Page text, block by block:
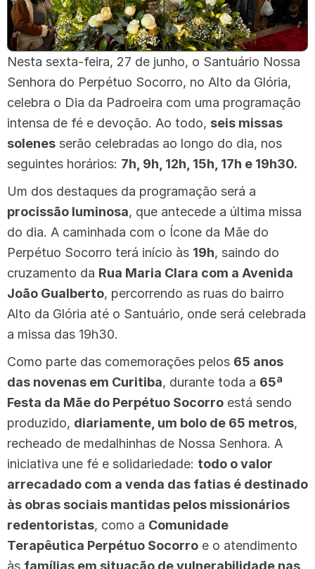
Nesta sexta-feira, 27 de junho, o Santuário Nossa
Senhora do Perpétuo Socorro, no Alto da Glória,
celebra o Dia da Padroeira com uma programação
intensa de fé e devoção. Ao todo, seis missas
solenes serão celebradas ao longo do dia, nos
seguintes horários: 7h, 9h, 12h, 15h, 17h e 19h30.
Um dos destaques da programação será a
procissão luminosa, que antecede a última missa
do dia. A caminhada com o Ícone da Mãe do
Perpétuo Socorro terá início às 19h, saindo do
cruzamento da Rua Maria Clara com a Avenida
João Gualberto, percorrendo as ruas do bairro
Alto da Glória até o Santuário, onde será celebrada
a missa das 19h30.
Como parte das comemorações pelos 65 anos
das novenas em Curitiba, durante toda a 65ª
Festa da Mãe do Perpétuo Socorro está sendo
produzido, diariamente, um bolo de 65 metros,
recheado de medalhinhas de Nossa Senhora. A
iniciativa une fé e solidariedade: todo o valor
arrecadado com a venda das fatias é destinado
às obras sociais mantidas pelos missionários
redentoristas, como a Comunidade
Terapêutica Perpétuo Socorro e o atendimento
às famílias em situação de vulnerabilidade nas